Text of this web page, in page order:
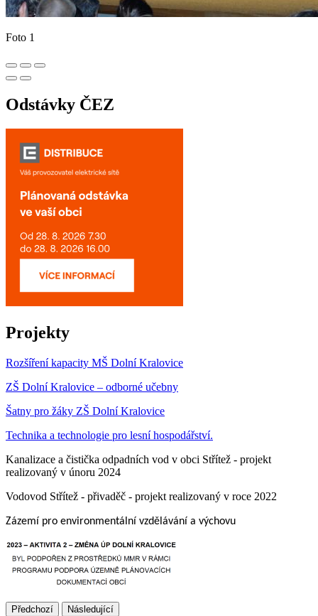
Foto 1
Odstávky ČEZ
Projekty
Rozšíření kapacity MŠ Dolní Kralovice
ZŠ Dolní Kralovice – odborné učebny
Šatny pro žáky ZŠ Dolní Kralovice
Technika a technologie pro lesní hospodářství.
Kanalizace a čistička odpadních vod v obci Střítež - projekt
realizovaný v únoru 2024
Vodovod Střítež - přivaděč - projekt realizovaný v roce 2022
Zázemí pro environmentální vzdělávání a výchovu
Předchozí Následující